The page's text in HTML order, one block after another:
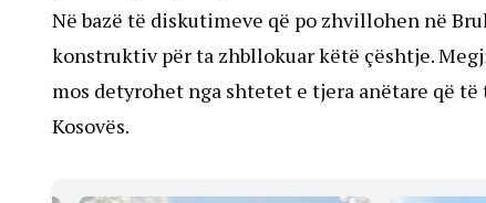
Në bazë të diskutimeve që po zhvillohen në
konstruktiv për ta zhbllokuar këtë çështje.
mos detyrohet nga shtetet e tjera anëtare që
Kosovës.